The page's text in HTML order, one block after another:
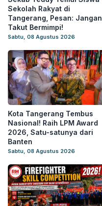
Sekolah Rakyat di
Tangerang, Pesan: Jangan
Takut Bermimpi!
Sabtu, 08 Agustus 2026
Kota Tangerang Tembus
Nasional! Raih LPM Award
2026, Satu-satunya dari
Banten
Sabtu, 08 Agustus 2026